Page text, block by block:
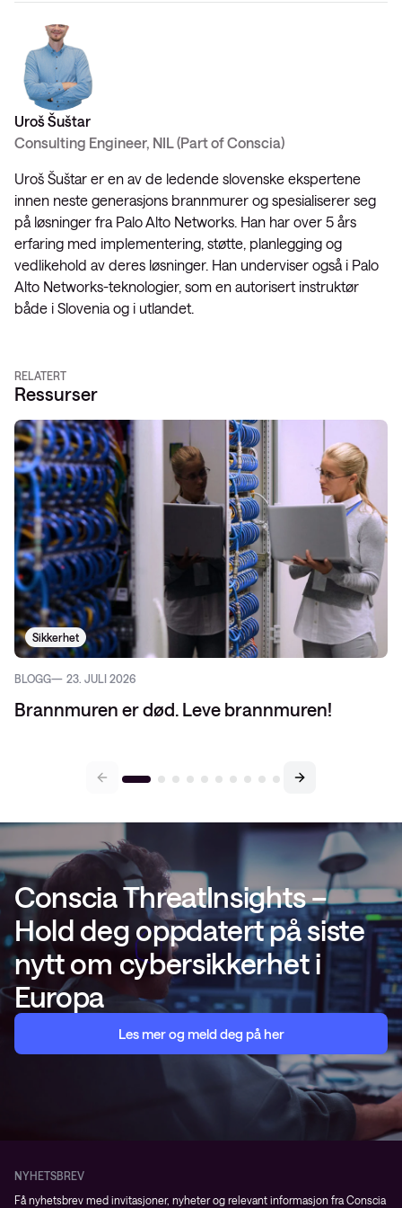
Uroš Šuštar
Consulting Engineer, NIL (Part of Conscia)
Uroš Šuštar er en av de ledende slovenske ekspertene
innen neste generasjons brannmurer og spesialiserer seg
på løsninger fra Palo Alto Networks. Han har over 5 års
erfaring med implementering, støtte, planlegging og
vedlikehold av deres løsninger. Han underviser også i Palo
Alto Networks-teknologier, som en autorisert instruktør
både i Slovenia og i utlandet.
RELATERT
Ressurser
Sikkerhet
BLOGG 23. JULI 2026
Brannmuren er død. Leve brannmuren!
Conscia ThreatInsights –
Hold deg oppdatert på siste
nytt om cybersikkerhet i
Europa
Les mer og meld deg på her
NYHETSBREV
Få nyhetsbrev med invitasjoner, nyheter og relevant informasjon fra Conscia